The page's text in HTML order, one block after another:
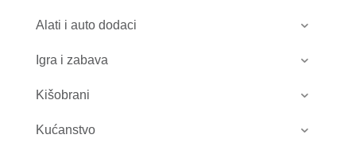
Alati i auto dodaci
Igra i zabava
Kišobrani
Kućanstvo